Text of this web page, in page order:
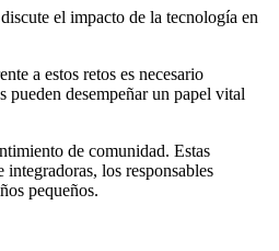
el impacto de la tecnología en
a estos retos es necesario
pueden desempeñar un papel vital
de comunidad. Estas
los responsables
pequeños.